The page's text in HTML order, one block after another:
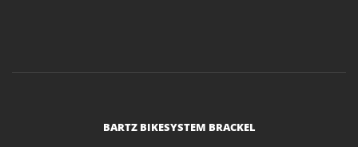
BARTZ BIKESYSTEM BRACKEL